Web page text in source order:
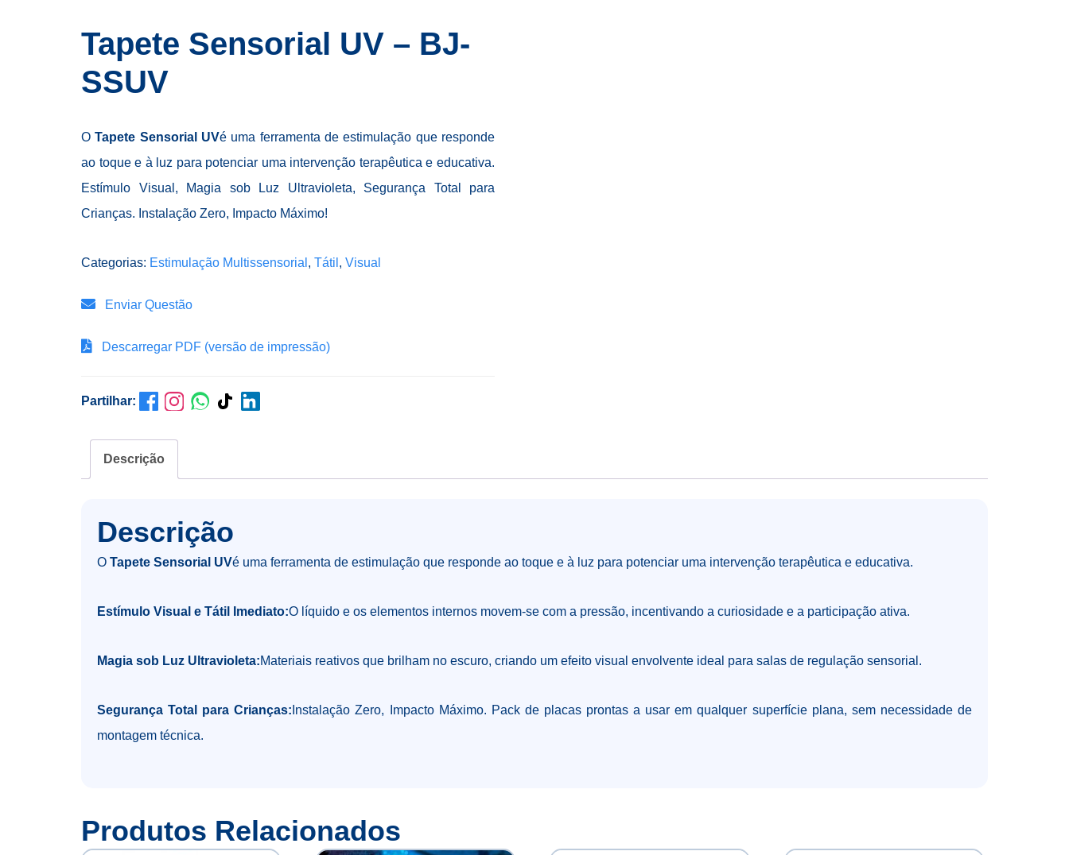
Tapete Sensorial UV – BJ-
SSUV
OTapete Sensorial UVé uma ferramenta de estimulação que responde
ao toque e à luz para potenciar uma intervenção terapêutica e educativa.
Estímulo Visual, Magia sob Luz Ultravioleta, Segurança Total para
Crianças. Instalação Zero, Impacto Máximo!
Categorias: Estimulação Multissensorial , Tátil , Visual
Enviar Questão
Descarregar PDF (versão de impressão)
Partilhar:
Descrição
Descrição
O Tapete Sensorial UVé uma ferramenta de estimulação que responde ao toque e à luz para potenciar uma intervenção terapêutica e educativa.
Estímulo Visual e Tátil Imediato:O líquido e os elementos internos movem-se com a pressão, incentivando a curiosidade e a participação ativa.
Magia sob Luz Ultravioleta:Materiais reativos que brilham no escuro, criando um efeito visual envolvente ideal para salas de regulação sensorial.
Segurança Total para Crianças: Instalação Zero, Impacto Máximo. Pack de placas prontas a usar em qualquer superfície plana, sem necessidade de
montagem técnica.
Produtos Relacionados